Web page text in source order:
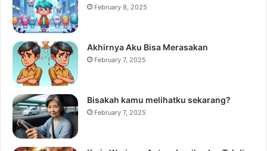
February 8, 2025
Akhirnya Aku Bisa Merasakan
February 7, 2025
Bisakah kamu melihatku sekarang?
February 7, 2025